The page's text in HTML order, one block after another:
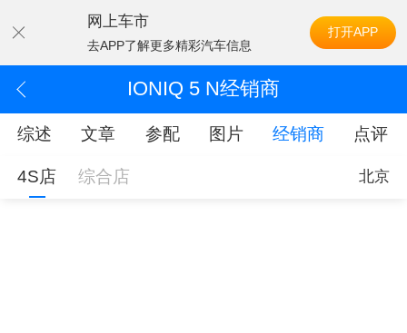
网上车市
去APP了解更多精彩汽车信息
打开APP
IONIQ 5 N经销商
综述 文章 参配 图片 经销商 点评
4S店 综合店 北京